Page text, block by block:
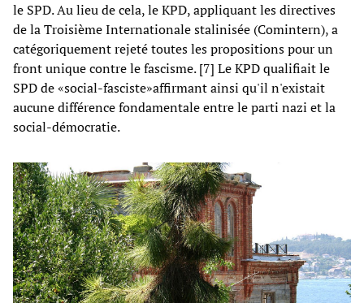
le SPD. Au lieu de cela, le KPD, appliquant les directives
de la Troisième Internationale stalinisée (Comintern), a
catégoriquement rejeté toutes les propositions pour un
front unique contre le fascisme. [7] Le KPD qualifiait le
SPD de «social-fasciste»affirmant ainsi qu'il n'existait
aucune différence fondamentale entre le parti nazi et la
social-démocratie.